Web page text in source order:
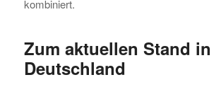
kombiniert.
Zum aktuellen Stand in
Deutschland